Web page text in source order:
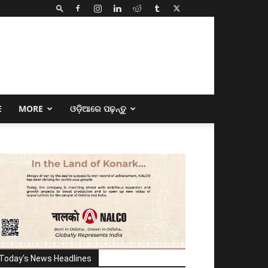
MORE ଓଡ଼ିଆରେ ପଢ଼ନ୍ତୁ
Today's News Headlines